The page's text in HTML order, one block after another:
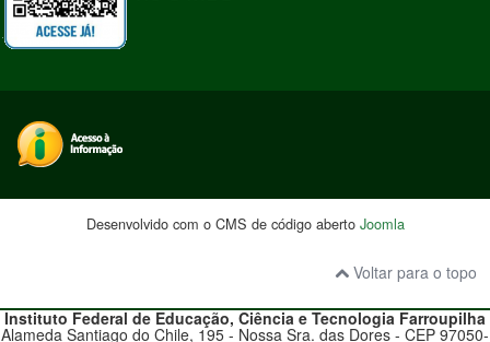
Desenvolvido com o CMS de código aberto Joomla
Voltar para o topo
Instituto Federal de Educação, Ciência e TecnologiaFarroupilha
Alameda Santiago do Chile, 195 - Nossa Sra. das Dores - CEP 97050-